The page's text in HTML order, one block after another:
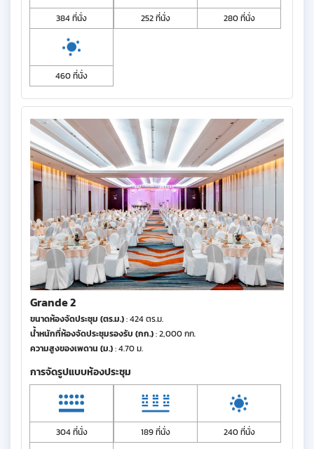
384 ที่นั่ง 252 ที่นั่ง 280 ที่นั่ง
460 ที่นั่ง
Grande 2
ขนาดห้องจัดประชุม (ตร.ม.): 424 ตร.ม.
น้ำหนักที่ห้องจัดประชุมรองรับ (กก.): 2,000 กก.
ความสูงของเพดาน (ม.): 4.70 ม.
การจัดรูปแบบห้องประชุม
304 ที่นั่ง 189 ที่นั่ง 240 ที่นั่ง